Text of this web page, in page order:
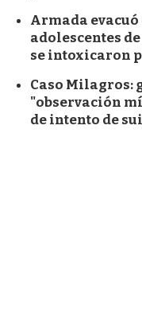
Armada evacuó
adolescentes
se intoxicaron
Caso Milagros:
"observación
de intento de